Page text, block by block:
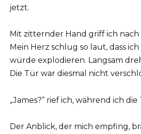
jetzt.
Mit zitternder Hand griff ich
Mein Herz schlug so laut, dass
würde explodieren. Langsam
Die Tür war diesmal nicht
„James?“ rief ich, während ich
Der Anblick, der mich empfing,